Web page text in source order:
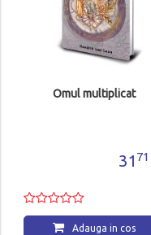
Omul multiplicat
31 71
Adauga in cos